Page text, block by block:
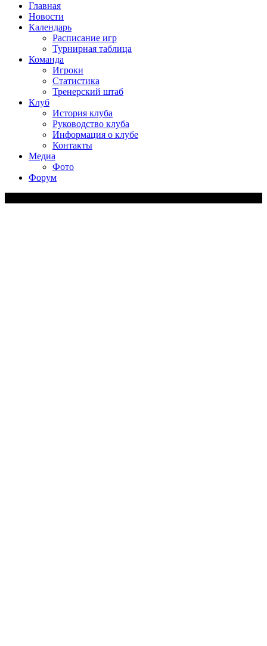
Главная
Новости
Календарь
Расписание игр
Турнирная таблица
Команда
Игроки
Статистика
Тренерский штаб
Клуб
История клуба
Руководство клуба
Информация о клубе
Контакты
Медиа
Фото
Форум